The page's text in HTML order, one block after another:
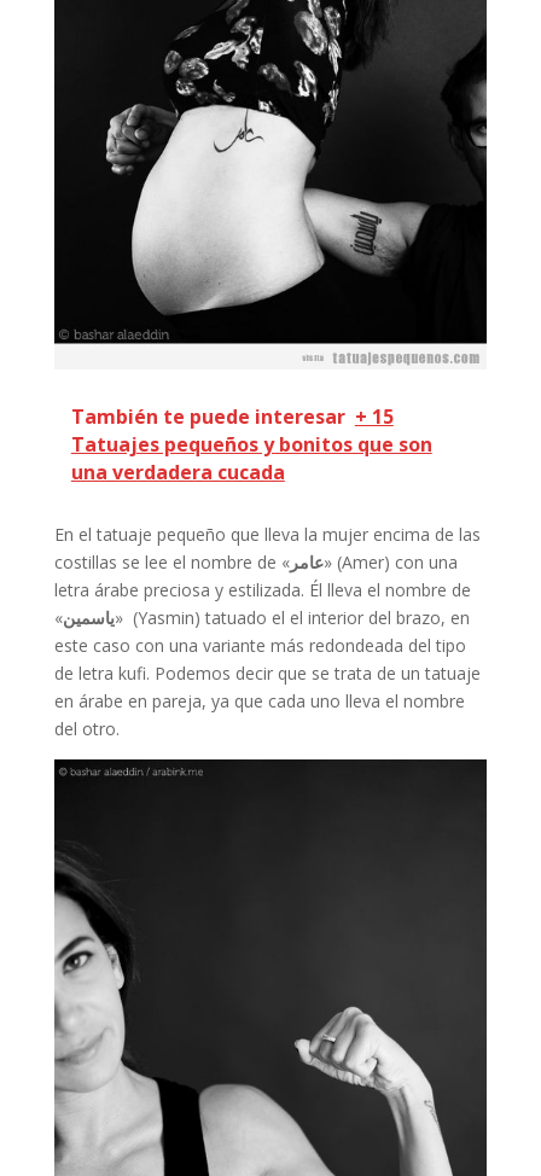
También te puede interesar + 15
Tatuajes pequeños y bonitos que son
una verdadera cucada
En el tatuaje pequeño que lleva la mujer encima de las
costillas se lee el nombre de «عامر» (Amer) con una
letra árabe preciosa y estilizada. Él lleva el nombre de
«ياسمين» (Yasmin) tatuado el el interior del brazo, en
este caso con una variante más redondeada del tipo
de letra kufi. Podemos decir que se trata de un tatuaje
en árabe en pareja, ya que cada uno lleva el nombre
del otro.